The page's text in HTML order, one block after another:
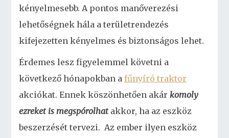
kényelmesebb. A pontos manőverezési
lehetőségnek hála a területrendezés
kifejezetten kényelmes és biztonságos lehet.
Érdemes lesz figyelemmel követni a
következő hónapokban afűnyíró traktor
akciókat. Ennek köszönhetően akárkomoly
ezreket is megspórolhatakkor, ha az eszköz
beszerzését tervezi. Az ember ilyen eszköz